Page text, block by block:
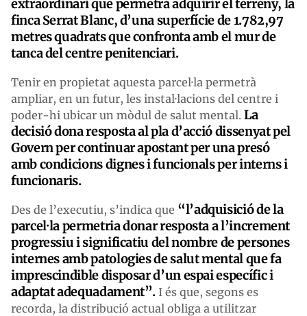
extraordinari que permetrà adquirir el terreny, la
finca Serrat Blanc, d’una superfície de 1.782,97
metres quadrats que confronta amb el mur de
tanca del centre penitenciari.
Tenir en propietat aquesta parcel·la permetrà
ampliar, en un futur, les instal·lacions del centre i
poder-hi ubicar un mòdul de salut mental. La
decisió dona resposta al pla d’acció dissenyat pel
Govern per continuar apostant per una presó
amb condicions dignes i funcionals per interns i
funcionaris.
Des de l’executiu, s’indica que “l’adquisició de la
parcel·la permetria donar resposta a l’increment
progressiu i significatiu del nombre de persones
internes amb patologies de salut mental que fa
imprescindible disposar d’un espai específic i
adaptat adequadament”. I és que, segons es
recorda, la distribució actual obliga a utilitzar